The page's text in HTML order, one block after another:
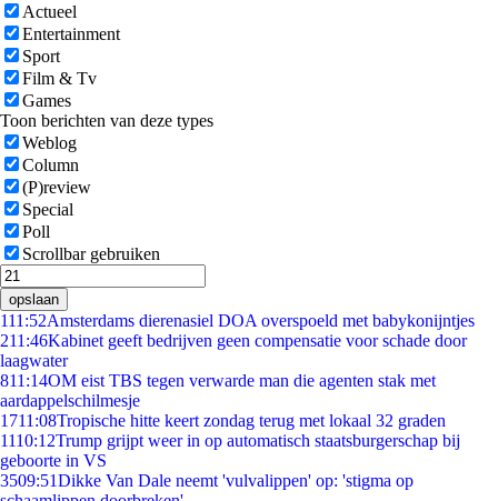
Actueel
Entertainment
Sport
Film & Tv
Games
Toon berichten van deze types
Weblog
Column
(P)review
Special
Poll
Scrollbar gebruiken
opslaan
111:52Amsterdams dierenasiel DOA overspoeld met babykonijntjes
211:46Kabinet geeft bedrijven geen compensatie voor schade door
laagwater
811:14OM eist TBS tegen verwarde man die agenten stak met
aardappelschilmesje
1711:08Tropische hitte keert zondag terug met lokaal 32 graden
1110:12Trump grijpt weer in op automatisch staatsburgerschap bij
geboorte in VS
3509:51Dikke Van Dale neemt 'vulvalippen' op: 'stigma op